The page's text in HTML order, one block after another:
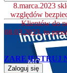
8.marca.2023
względów
Klientów do
08.03.2023, to
ZAREJESTRUJ
Zaloguj się